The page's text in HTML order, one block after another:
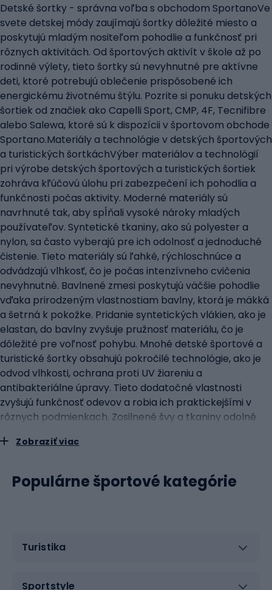
Detské šortky - správna voľba s obchodom SportanoVe
svete detskej módy zaujímajú šortky dôležité miesto a
poskytujú mladým nositeľom pohodlie a funkčnosť pri
rôznych aktivitách. Od športových aktivít v škole až po
rodinné výlety, tieto šortky sú nevyhnutné pre aktívne
deti, ktoré potrebujú oblečenie prispôsobené ich
energickému životnému štýlu. Pozrite si ponuku detských
šortiek od značiek ako Capelli Sport, CMP, 4F, Tecnifibre
alebo Salewa, ktoré sú k dispozícii v športovom obchode
Sportano.Materiály a technológie v detských športových
a turistických šortkáchVýber materiálov a technológií
pri výrobe detských športových a turistických šortiek
zohráva kľúčovú úlohu pri zabezpečení ich pohodlia a
funkčnosti počas aktivity. Moderné materiály sú
navrhnuté tak, aby spĺňali vysoké nároky mladých
používateľov. Syntetické tkaniny, ako sú polyester a
nylon, sa často vyberajú pre ich odolnosť a jednoduché
čistenie. Tieto materiály sú ľahké, rýchloschnúce a
odvádzajú vlhkosť, čo je počas intenzívneho cvičenia
nevyhnutné. Bavlnené zmesi poskytujú väčšie pohodlie
vďaka prirodzeným vlastnostiam bavlny, ktorá je mäkká
a šetrná k pokožke. Pridanie syntetických vlákien, ako je
elastan, do bavlny zvyšuje pružnosť materiálu, čo je
dôležité pre voľnosť pohybu. Mnohé detské športové a
turistické šortky obsahujú pokročilé technológie, ako je
odvod vlhkosti, ochrana proti UV žiareniu a
antibakteriálne úpravy. Tieto dodatočné vlastnosti
zvyšujú funkčnosť odevov a robia ich praktickejšími v
rôznych podmienkach. Zosilnené švy a tkaniny odolné
sedacia časť a kolená, sú dôležité pri turistických
vzhľadom na častý kontakt s rôznymi
povrchmi.funkčnosť a pohodlie: kľúčové vlastnosti
navrhnuté šortky môžu výrazne zvýšiť pôžitok a pohodlie
Zobraziť viac
Populárne športové kategórie
Turistika
Sportstyle